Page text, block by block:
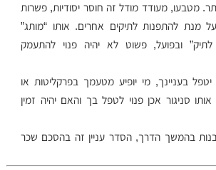
מטבעו, מעודד מודל זה חוסר יסודיות, פשרות
מנת להתפנות לתיקים אחרים. אותו “מותג”
ובפועל, פשוט לא יהיה פנוי להתעמק
בעניינך, מי יופיע מטעמך בפרקליטות או
סניגור אכן פנוי לטפל בך והאם יהיה זמין
בהמשך הדרך, הסדר עניין זה בהסכם שכר